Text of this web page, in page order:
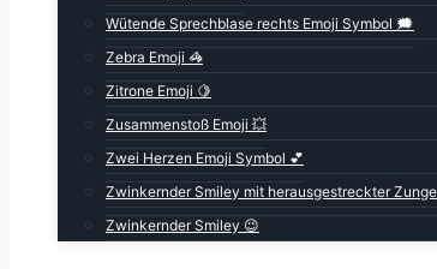
Wütende Sprechblase rechts Emoji Symbol 🗯️
Zebra Emoji 🦓
Zitrone Emoji 🍋
Zusammenstoß Emoji 💥
Zwei Herzen Emoji Symbol 💕
Zwinkernder Smiley mit herausgestreckter
Zwinkernder Smiley 😉